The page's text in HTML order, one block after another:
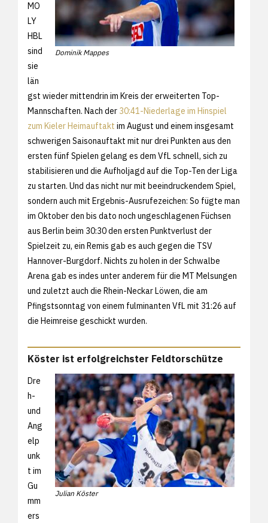
Dominik Mappes
MO
LY
HBL
sind
sie
län
gst wieder mittendrin im Kreis der erweiterten Top-
Mannschaften. Nach der 30:41-Niederlage im Hinspiel
zum Kieler Heimauftakt im August und einem insgesamt
schwerigen Saisonauftakt mit nur drei Punkten aus den
ersten fünf Spielen gelang es dem VfL schnell, sich zu
stabilisieren und die Aufholjagd auf die Top-Ten der Liga
zu starten. Und das nicht nur mit beeindruckendem Spiel,
sondern auch mit Ergebnis-Ausrufezeichen: So fügte man
im Oktober den bis dato noch ungeschlagenen Füchsen
aus Berlin beim 30:30 den ersten Punktverlust der
Spielzeit zu, ein Remis gab es auch gegen die TSV
Hannover-Burgdorf. Nichts zu holen in der Schwalbe
Arena gab es indes unter anderem für die MT Melsungen
und zuletzt auch die Rhein-Neckar Löwen, die am
Pfingstsonntag von einem fulminanten VfL mit 31:26 auf
die Heimreise geschickt wurden.
Köster ist erfolgreichster Feldtorschütze
Julian Köster
Dre
h-
und
Ang
elp
unk
t im
Gu
mm
ers